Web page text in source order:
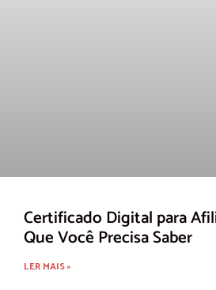
Certificado Digital para
Que Você Precisa Saber
LER MAIS »